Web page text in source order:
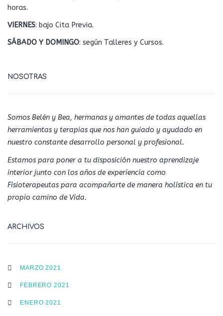
horas.
VIERNES: bajo Cita Previa.
SÁBADO Y DOMINGO: según Talleres y Cursos.
NOSOTRAS
Somos Belén y Bea, hermanas y amantes de todas aquellas
herramientas y terapias que nos han guiado y ayudado en
nuestro constante desarrollo personal y profesional.
Estamos para poner a tu disposición nuestro aprendizaje
interior junto con los años de experiencia como
Fisioterapeutas para acompañarte de manera holística en tu
propio camino de Vida.
ARCHIVOS
MARZO 2021
FEBRERO 2021
ENERO 2021